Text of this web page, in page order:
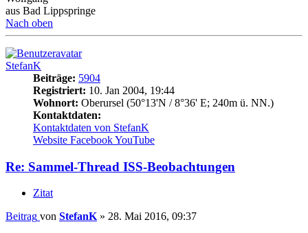
aus Bad Lippspringe
Nach oben
StefanK
Beiträge: 5904
Registriert: 10. Jan 2004, 19:44
Wohnort: Oberursel (50°13'N / 8°36' E; 240m ü. NN.)
Kontaktdaten:
Kontaktdaten von StefanK
Website FacebookYouTube
Re: Sammel-Thread ISS-Beobachtungen
Zitat
Beitrag von StefanK » 28. Mai 2016, 09:37